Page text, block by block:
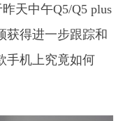
天中午Q5/Q5 plus
获得进一步跟踪和
手机上究竟如何